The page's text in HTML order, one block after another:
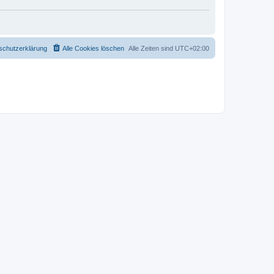
Alle Zeiten sind UTC+02:00
Alle Cookies löschen